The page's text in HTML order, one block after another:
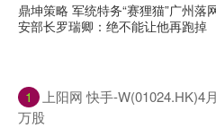
鼎坤策略 军统特务“赛狸猫”广州落
安部长罗瑞卿：绝不能让他再跑掉
1
上阳网 快手-W(01024.HK)4
万股